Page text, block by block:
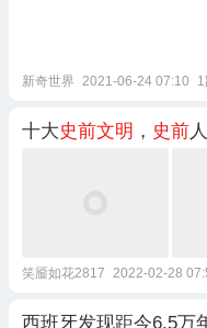
新奇世界 2021-06-24 07:10
十大史前文明 ， 史前
笑靥如花2817 2022-02-28
西班牙发现距今6.5万